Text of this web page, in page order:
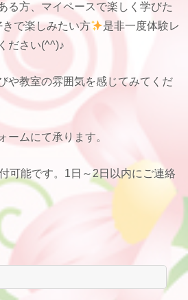
る方、マイペースで楽しく学びた
で楽しみたい方
是非一度体験レ
ださい(^^)♪
や教室の雰囲気を感じてみてくだ
ームにて承ります。
可能です。1日～2日以内にご連絡